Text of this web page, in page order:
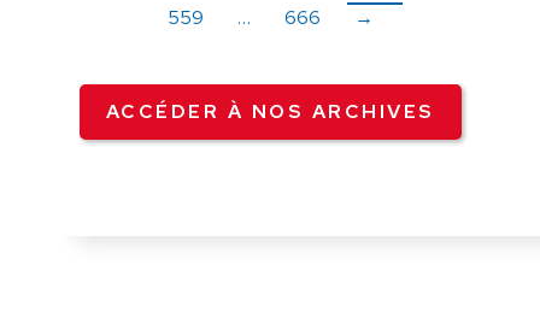
559
… 666 →
ACCÉDER À NOS ARCHIVES